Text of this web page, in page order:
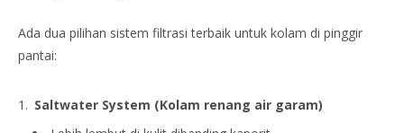
Ada dua pilihan sistem filtrasi terbaik untuk kolam di pinggir
pantai:
Saltwater System (Kolam renang air garam)